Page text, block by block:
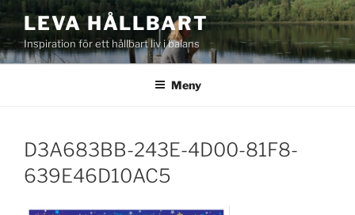
Hoppa
till
innehåll
LEVA HÅLLBART
Inspiration för ett hållbart liv i balans
Meny
D3A683BB-243E-4D00-81F8-
639E46D10AC5